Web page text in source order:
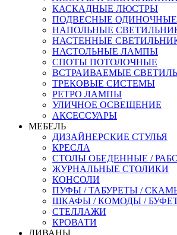
КАСКАДНЫЕ ЛЮСТРЫ
ПОДВЕСНЫЕ ОДИНОЧНЫЕ
НАПОЛЬНЫЕ
НАСТЕННЫЕ
НАСТОЛЬНЫЕ ЛАМПЫ
СПОТЫ ПОТОЛОЧНЫЕ
ВСТРАИВАЕМЫЕ
ТРЕКОВЫЕ СИСТЕМЫ
РЕТРО ЛАМПЫ
УЛИЧНОЕ ОСВЕЩЕНИЕ
АКСЕССУАРЫ
МЕБЕЛЬ
ДИЗАЙНЕРСКИЕ СТУЛЬЯ
КРЕСЛА
СТОЛЫ ОБЕДЕННЫЕ /
ЖУРНАЛЬНЫЕ СТОЛИКИ
КОНСОЛИ
ПУФЫ / ТАБУРЕТЫ /
ШКАФЫ / КОМОДЫ /
СТЕЛЛАЖИ
КРОВАТИ
ДИВАНЫ